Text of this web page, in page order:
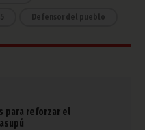
Defensor del pueblo
para reforzar el